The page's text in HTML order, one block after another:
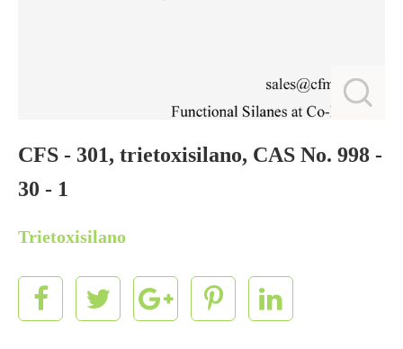
CFS - 301, trietoxisilano, CAS No. 998 -
30 - 1
Trietoxisilano